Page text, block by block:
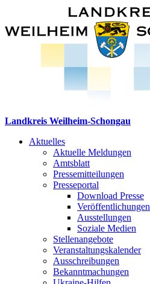
Landkreis Weilheim-Schongau
Aktuelles
Aktuelle Meldungen
Amtsblatt
Pressemitteilungen
Presseportal
Download Presse
Veröffentlichungen
Ausstellungen
Soziale Medien
Stellenangebote
Veranstaltungskalender
Ausschreibungen
Bekanntmachungen